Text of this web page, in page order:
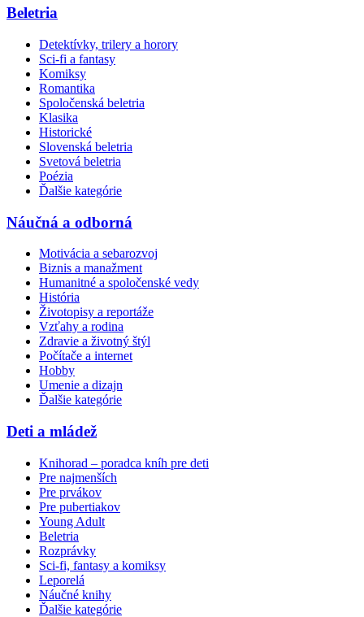
Beletria
Detektívky, trilery a horory
Sci-fi a fantasy
Komiksy
Romantika
Spoločenská beletria
Klasika
Historické
Slovenská beletria
Svetová beletria
Poézia
Ďalšie kategórie
Náučná a odborná
Motivácia a sebarozvoj
Biznis a manažment
Humanitné a spoločenské vedy
História
Životopisy a reportáže
Vzťahy a rodina
Zdravie a životný štýl
Počítače a internet
Hobby
Umenie a dizajn
Ďalšie kategórie
Deti a mládež
Knihorad – poradca kníh pre deti
Pre najmenších
Pre prvákov
Pre pubertiakov
Young Adult
Beletria
Rozprávky
Sci-fi, fantasy a komiksy
Leporelá
Náučné knihy
Ďalšie kategórie